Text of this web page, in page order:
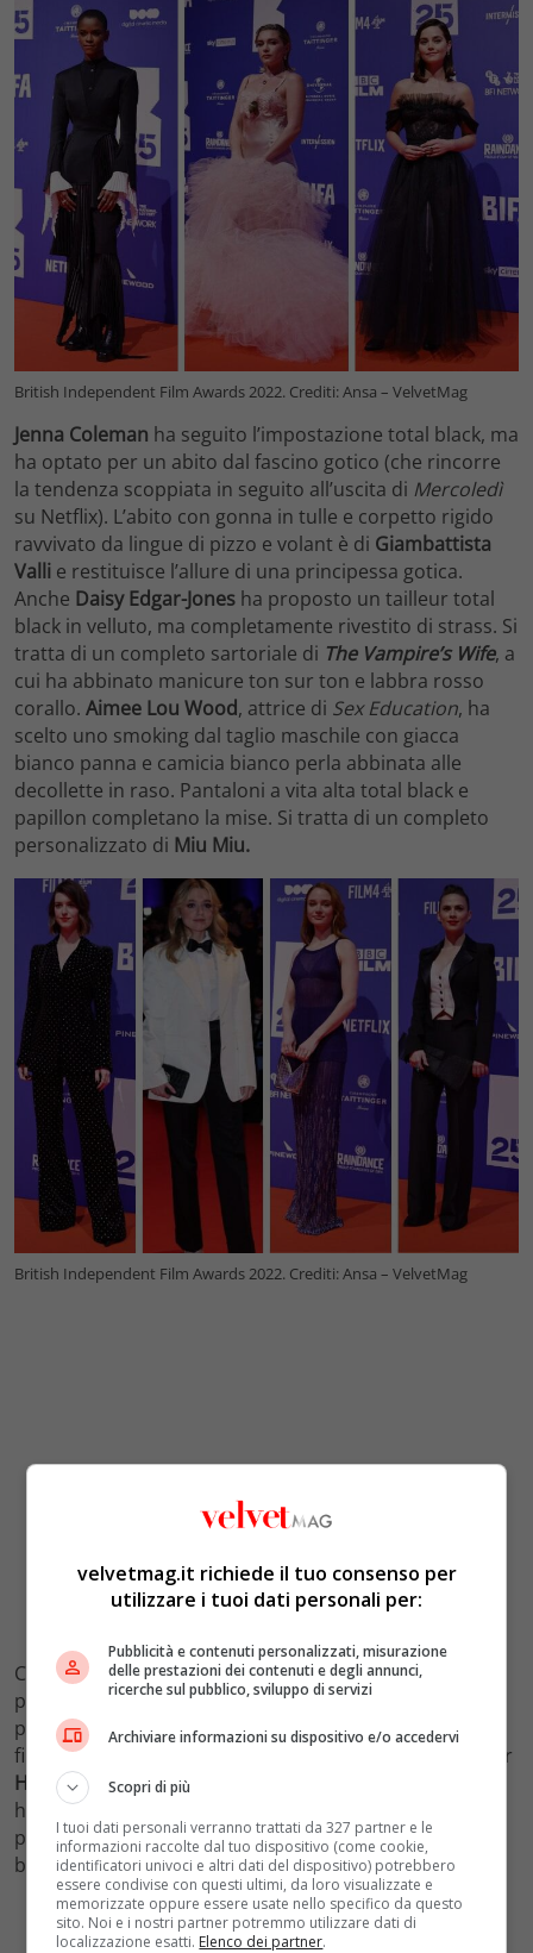
British Independent Film Awards 2022. Crediti: Ansa – VelvetMag
Jenna Coleman ha seguito l’impostazione total black, ma
ha optato per un abito dal fascino gotico (che rincorre
la tendenza scoppiata in seguito all’uscita di Mercoledì
su Netflix). L’abito con gonna in tulle e corpetto rigido
ravvivato da lingue di pizzo e volant è di Giambattista
Valli e restituisce l’allure di una principessa gotica.
Anche Daisy Edgar-Jones ha proposto un tailleur total
black in velluto, ma completamente rivestito di strass. Si
tratta di un completo sartoriale di The Vampire’s Wife, a
cui ha abbinato manicure ton sur ton e labbra rosso
corallo. Aimee Lou Wood, attrice di Sex Education, ha
scelto uno smoking dal taglio maschile con giacca
bianco panna e camicia bianco perla abbinata alle
decollette in raso. Pantaloni a vita alta total black e
papillon completano la mise. Si tratta di un completo
personalizzato di Miu Miu.
British Independent Film Awards 2022. Crediti: Ansa – VelvetMag
Colore Very Peri è invece l’abito in stile vedo-non-vedo
proposto daAisling Franciosi,la cui gonna con dettagli
plissè è ravvivata da strass e perline. L’abito porta la
firma di
. Infine serata da red carpet anche per
Hayley Atwell, attrice ben nota all’universo Marvel dove
ha interpretato Peggy Carter. Per la cerimonia, ha
proposto un tailleur total black in velluto con gilet
bianco ricco di bottoni diCatherine Walker.
velvetmag.it richiede il tuo consenso per
utilizzare i tuoi dati personali per:
Pubblicità e contenuti personalizzati, misurazione
delle prestazioni dei contenuti e degli annunci,
ricerche sul pubblico, sviluppo di servizi
Archiviare informazioni su dispositivo e/o accedervi
Scopri di più
I tuoi dati personali verranno trattati da 327 partner e le
informazioni raccolte dal tuo dispositivo (come cookie,
identificatori univoci e altri dati del dispositivo) potrebbero
essere condivise con questi ultimi, da loro visualizzate e
memorizzate oppure essere usate nello specifico da questo
sito. Noi e i nostri partner potremmo utilizzare dati di
localizzazione esatti. Elenco dei partner.